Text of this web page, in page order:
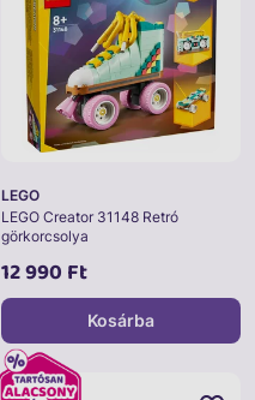
LEGO
LEGO Creator 31148 Retró
görkorcsolya
12 990 Ft
Kosárba